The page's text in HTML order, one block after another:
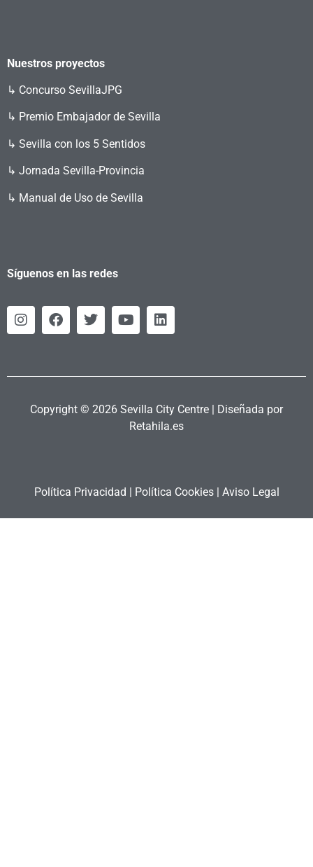
Nuestros proyectos
↳ Concurso SevillaJPG
↳ Premio Embajador de Sevilla
↳ Sevilla con los 5 Sentidos
↳ Jornada Sevilla-Provincia
↳ Manual de Uso de Sevilla
Síguenos en las redes
Copyright © 2026 Sevilla City Centre | Diseñada por
Retahila.es
Política Privacidad Política Cookies| Aviso Legal